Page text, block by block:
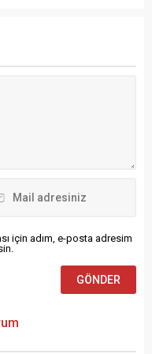
için adım, e-posta adresim